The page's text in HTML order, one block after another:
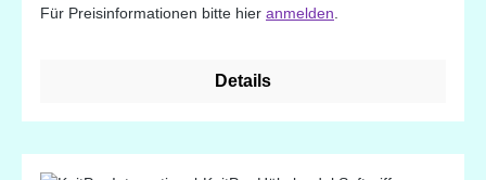
entsteht eine glatte und glänzende Oberfläche -
Für Preisinformationen bitte hier anmelden
Details